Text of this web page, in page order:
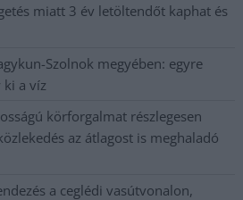
miatt 3 év letöltendőt kaphat és
Szolnok megyében: egyre
a víz
körforgalmat részlegesen
az átlagost is meghaladó
a ceglédi vasútvonalon,